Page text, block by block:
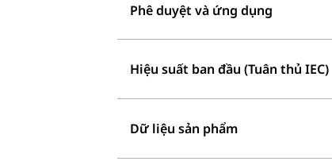
Phê duyệt và ứng dụng
Hiệu suất ban đầu (Tuân thủ IEC)
Dữ liệu sản phẩm